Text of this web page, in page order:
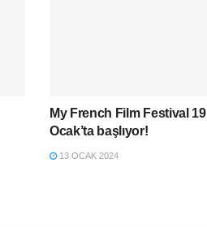
My French Film Festival 19
Ocak’ta başlıyor!
13 OCAK 2024